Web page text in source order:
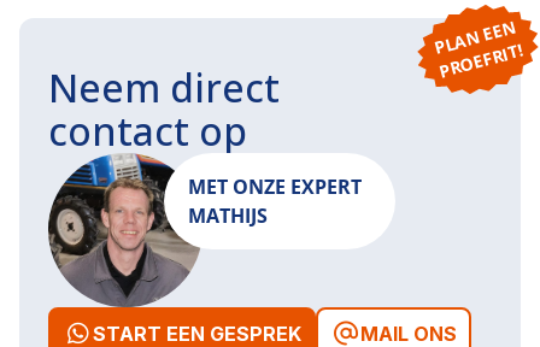
P
L
A
N
E
E
N
P
R
O
E
F
RI
T!
Neem direct
contact op
MET ONZE EXPERT
MATHIJS
START EEN GESPREK MAIL ONS